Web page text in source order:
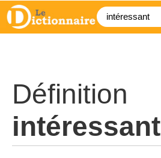
Définition
intéressant